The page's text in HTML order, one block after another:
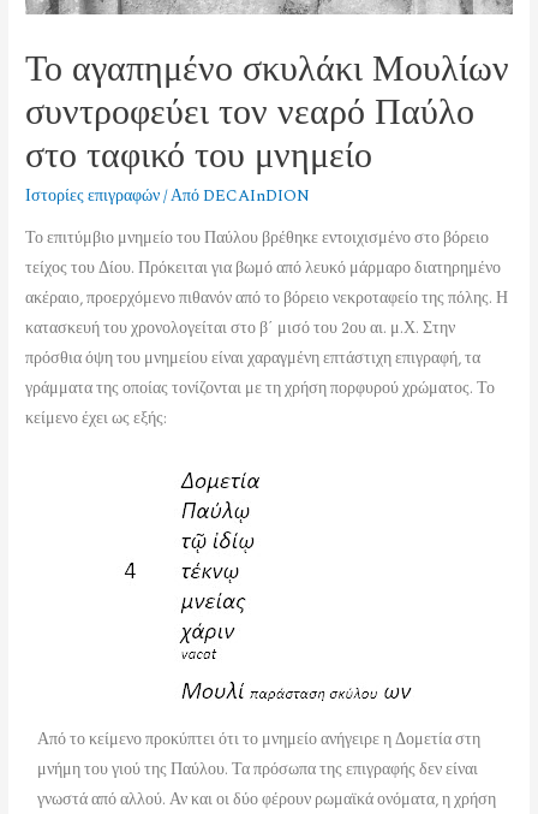
Το αγαπημένο σκυλάκι Μουλίων
συντροφεύει τον νεαρό Παύλο
στο ταφικό του μνημείο
Ιστορίες επιγραφών/ Από DECAInDION
Το επιτύμβιο μνημείο του Παύλου βρέθηκε εντοιχισμένο στο βόρειο
τείχος του Δίου. Πρόκειται για βωμό από λευκό μάρμαρο διατηρημένο
ακέραιο, προερχόμενο πιθανόν από το βόρειο νεκροταφείο της πόλης. Η
κατασκευή του χρονολογείται στο β΄ μισό του 2ου αι. μ.Χ. Στην
πρόσθια όψη του μνημείου είναι χαραγμένη επτάστιχη επιγραφή, τα
γράμματα της οποίας τονίζονται με τη χρήση πορφυρού χρώματος. Το
κείμενο έχει ως εξής:
Από το κείμενο προκύπτει ότι το μνημείο ανήγειρε η Δομετία στη
μνήμη του γιού της Παύλου. Τα πρόσωπα της επιγραφής δεν είναι
γνωστά από αλλού. Αν και οι δύο φέρουν ρωμαϊκά ονόματα, η χρήση